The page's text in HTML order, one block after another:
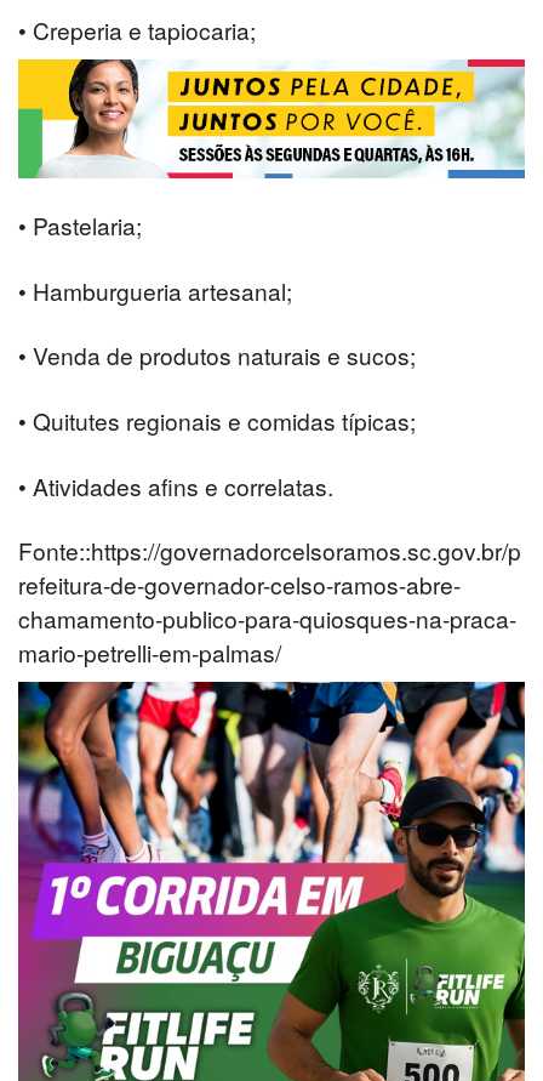
• Creperia e tapiocaria;
• Pastelaria;
• Hamburgueria artesanal;
• Venda de produtos naturais e sucos;
• Quitutes regionais e comidas típicas;
• Atividades afins e correlatas.
Fonte::https://governadorcelsoramos.sc.gov.br/p
refeitura-de-governador-celso-ramos-abre-
chamamento-publico-para-quiosques-na-praca-
mario-petrelli-em-palmas/